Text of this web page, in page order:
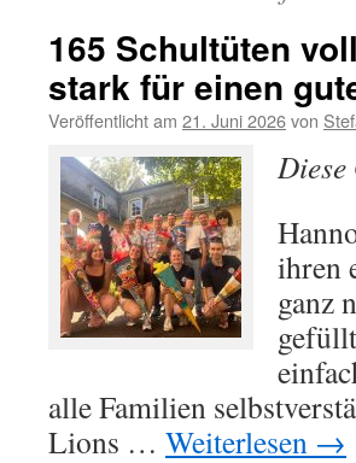
165 Schultüten
stark für einen
Veröffentlicht am 21. Juni 2026von
ihren
ganz
alle Familien
Lions … Weiterlesen →